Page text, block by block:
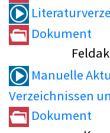
Dokument
Manuelle
Verzeichnissen
Dokument